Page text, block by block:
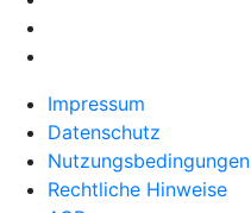
Impressum
Datenschutz
Nutzungsbedingungen
Rechtliche Hinweise